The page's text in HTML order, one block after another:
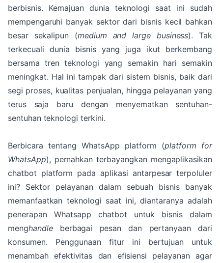
berbisnis. Kemajuan dunia teknologi saat ini sudah
mempengaruhi banyak sektor dari bisnis kecil bahkan
besar sekalipun (medium and large business). Tak
terkecuali dunia bisnis yang juga ikut berkembang
bersama tren teknologi yang semakin hari semakin
meningkat. Hal ini tampak dari sistem bisnis, baik dari
segi proses, kualitas penjualan, hingga pelayanan yang
terus saja baru dengan menyematkan sentuhan-
sentuhan teknologi terkini.
Berbicara tentang WhatsApp platform (platform for
WhatsApp), pernahkan terbayangkan mengaplikasikan
chatbot platform pada aplikasi antarpesar terpoluler
ini? Sektor pelayanan dalam sebuah bisnis banyak
memanfaatkan teknologi saat ini, diantaranya adalah
penerapan Whatsapp chatbot untuk bisnis dalam
menghandleberbagai pesan dan pertanyaan dari
konsumen. Penggunaan fitur ini bertujuan untuk
menambah efektivitas dan efisiensi pelayanan agar